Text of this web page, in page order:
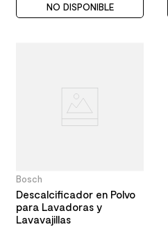
NO DISPONIBLE
Bosch
Descalcificador en Polvo
para Lavadoras y
Lavavajillas